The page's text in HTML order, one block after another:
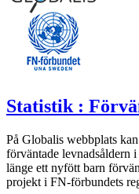
Statistik :
På Globalis webbplats
förväntade levnadsåldern
länge ett nyfött barn
projekt i FN-förbundets